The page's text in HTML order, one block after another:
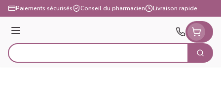
Aller au contenu
Paiements sécurisés Conseil du pharmacien Livraison rapide
Menu
Rechercher